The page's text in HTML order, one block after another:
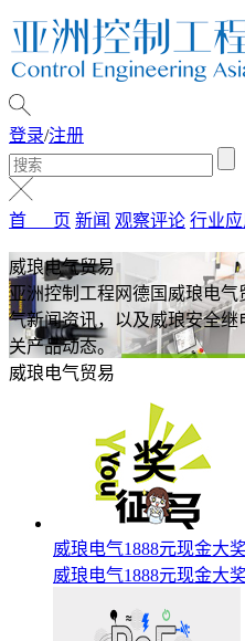
登录/注册
首 页 新闻 观察评论 行业应
威琅电气贸易
亚洲控制工程网德国威琅电
气新闻资讯，以及威琅安全
关产品动态。
威琅电气贸易
威琅电气1888元现金大
威琅电气1888元现金大